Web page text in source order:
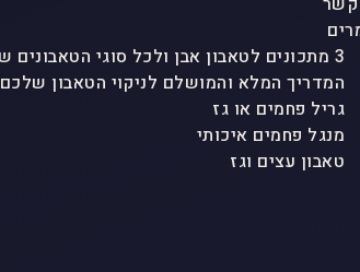
3 מתכונים לטאבון אבן ולכל סוגי הטאבונים שמטריפים את כולם
המדריך המלא והמושלם לניקוי הטאבון שלכם
גריל פחמים או גז
מנגל פחמים איכותי
טאבון עצים וגז